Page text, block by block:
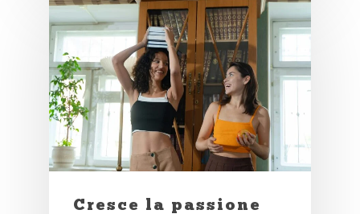
Cresce la passione